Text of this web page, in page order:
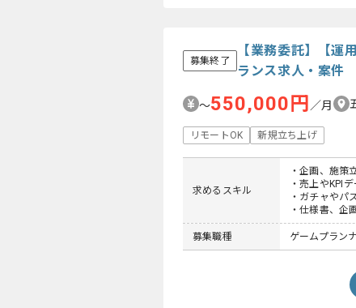
募集終了
【業務委託】【運
ランス求人・案件
〜550,000円 ／月
リモートOK 新規立ち上げ
求めるスキル
・企画、施策
・売上やKPI
・ガチャやパ
・仕様書、企
募集職種 ゲームプラン